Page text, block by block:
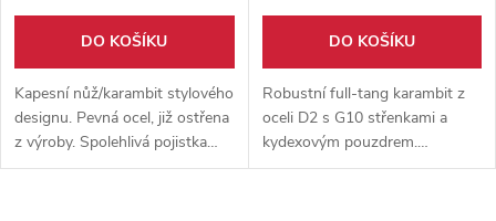
DO KOŠÍKU
Kapesní nůž/karambit stylového
designu. Pevná ocel, již ostřena
z výroby. Spolehlivá pojistka
bránící samovolnému uzavření
DO KOŠÍKU
Robustní full-tang karambit z
oceli D2 s G10 střenkami a
kydexovým pouzdrem.
Špičkový nástroj pro EDC,